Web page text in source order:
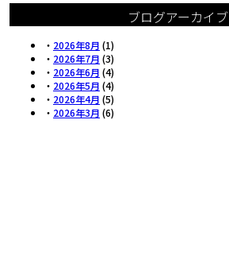
ブログアーカイブ
・ 2026年8月 (1)
・ 2026年7月 (3)
・ 2026年6月 (4)
・ 2026年5月 (4)
・ 2026年4月 (5)
・ 2026年3月 (6)